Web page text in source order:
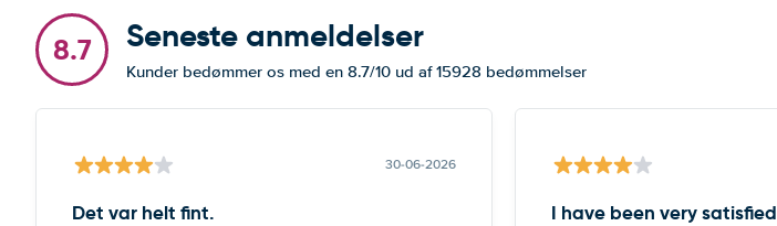
8.7 Seneste anmeldelser
Kunder bedømmer os med en 8.7/10 ud af 15928 bedømmelser
30-06-2026
Det var helt fint. I have been very satisfied